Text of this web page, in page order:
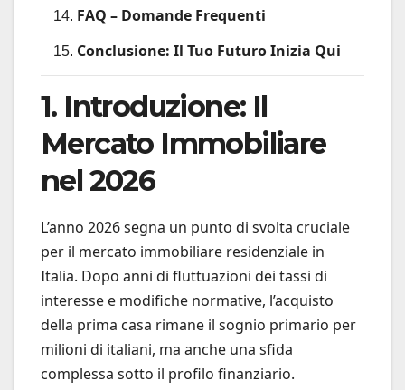
FAQ – Domande Frequenti
Conclusione: Il Tuo Futuro Inizia Qui
1. Introduzione: Il
Mercato Immobiliare
nel 2026
L’anno 2026 segna un punto di svolta cruciale
per il mercato immobiliare residenziale in
Italia. Dopo anni di fluttuazioni dei tassi di
interesse e modifiche normative, l’acquisto
della prima casa rimane il sognio primario per
milioni di italiani, ma anche una sfida
complessa sotto il profilo finanziario.